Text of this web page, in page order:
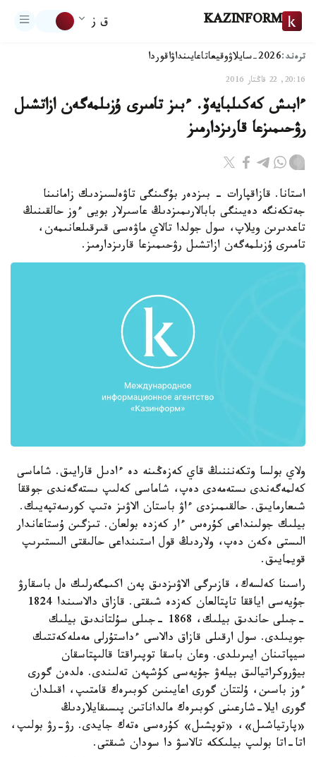
KAZINFORM ق ز
ترەند:2026-سايلاۋ وقيعاتاعايىنداۋاقوردا
20:16, 22 قاڭتار 2016
ءابىش كەكىلبايەۆ. ءبىز تامىرى ۇزىلمەگەن ازاتشىل
رۋحىمىزعا قارىزدارمىز
استانا. قازاقپارات - بىزدەر بۇگىنگى تاۋەلسىزدىك زامانىنا
جەتكەنگە دەيىنگى بابالارىمىزدىڭ عاسىرلار بويى ءوز حالقىنىڭ
تاعدىرىن ويلاپ، سول جولدا تالاي ماۋەسى قىرقىلعانىمەن،
تامىرى ۇزىلمەگەن ازاتشىل رۋحىمىزعا قارىزدارمىز.
ولاي بولسا وتكەنننىڭ قاي كەزەڭىنە دە ءادىل قارايىق. شاماسى
كەلمەگەندى ىستەمەدى دەپ، شاماسى كەلىپ ىستەگەندى جوققا
شىعارمايىق. حالقىمىزدى ءاۋ باستان الاۋىز ەتىپ كورسەتپەيىك.
بيلىك جولىنداعى كۇرەس ءار كەزدە بولعان. تىزگىن ۇستاعاندار
الىستى ەكەن دەپ، ولاردىڭ قول استىنداعى حالىقتى الىستىرىپ
قويمايىق.
راسىنا كەلسەك، قازىرگى الاۋىزدىق پەن اكىمگەرلىك ەل باسقارۋ
جۇيەسى اياققا تاپتالعان كەزدە شىقتى. قازاق دالاسىندا 1824
-جىلى حاندىق بيلىك، 1868 -جىلى سۇلتاندىق بيلىك
جويىلدى. سول ارقىلى قازاق دالاسى ءداستۇرلى مەملەكەتتىك
سيپاتىنان ايىرىلدى. وعان باسقا توپىراقتا قالىپتاسقان
بيۋروكراتيالىق بيلەۋ جۇيەسى كۇشپەن تەلىندى. ەلدەن گورى
ءوز باسىن، ۇلتتان گورى اعايىنىن كوبىرەك قامتىپ، اقىلدان
گورى ايلا-شارعىنى كوبىرەك مالداناتىن پىسىقايلاردىڭ
«پارتياشىل»، «توپشىل» كۇرەسى ەتەك جايدى. رۋ-رۋ بولىپ،
اتا-اتا بولىپ بيلىككە تالاسۋ دا سودان شىقتى.